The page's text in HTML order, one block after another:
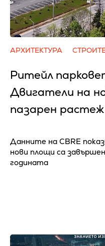
АРХИТЕКТУРА
Ритейл
Двигатели на
пазарен растеж
Данните на CBRE
нови площи са
годината